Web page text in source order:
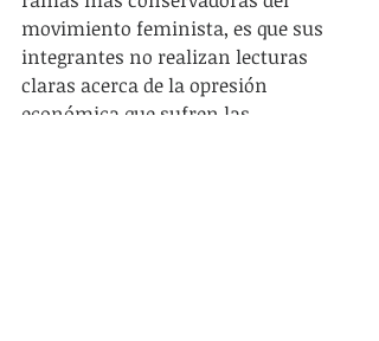
movimiento feminista, es que sus
integrantes no realizan lecturas
claras acerca de la opresión
económica que sufren las